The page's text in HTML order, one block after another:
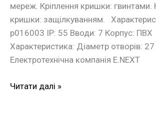
мереж. Кріплення кришки: гвинтами.
кришки: защілкуванням.
p016003 IP: 55 Вводи: 7 Корпус: ПВХ
Характеристика: Діаметр отворів:
Електротехнічна компанія E.NEXT
Читати далі »